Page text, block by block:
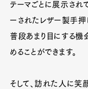
テーマごとに展示され
ーされたレザー製手押
普段あまり目にする機
めることができます。
そして、訪れた人に笑